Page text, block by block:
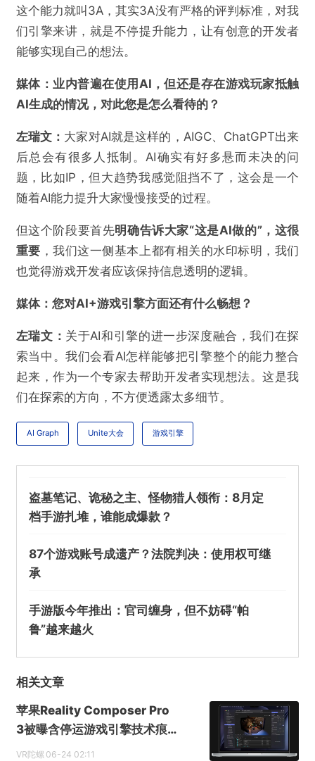
这个能力就叫3A，其实3A没有严格的评判标准，对我
们引擎来讲，就是不停提升能力，让有创意的开发者
能够实现自己的想法。
媒体： 业内普遍在使用AI，但还是存在游戏玩家抵触
AI生成的情况，对此您是怎么看待的？
左瑞文： 大家对AI就是这样的，AIGC、ChatGPT出来
后总会有很多人抵制。AI确实有好多悬而未决的问
题，比如IP，但大趋势我感觉阻挡不了，这会是一个
随着AI能力提升大家慢慢接受的过程。
但这个阶段要首先明确告诉大家“这是AI做的”，这很
重要 ，我们这一侧基本上都有相关的水印标明，我们
也觉得游戏开发者应该保持信息透明的逻辑。
媒体： 您对AI+游戏引擎方面还有什么畅想？
左瑞文： 关于AI和引擎的进一步深度融合，我们在探
索当中。我们会看AI怎样能够把引擎整个的能力整合
起来，作为一个专家去帮助开发者实现想法。这是我
们在探索的方向，不方便透露太多细节。
AI Graph Unite大会 游戏引擎
盗墓笔记、诡秘之主、怪物猎人领衔：8月定
档手游扎堆，谁能成爆款？
87个游戏账号成遗产？法院判决：使用权可继
承
手游版今年推出：官司缠身，但不妨碍“帕
鲁”越来越火
相关文章
苹果Reality Composer Pro
3被曝含停运游戏引擎技术痕
迹
VR陀螺 06-24 02:11